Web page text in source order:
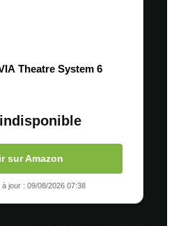
Theatre System 6
sur Amazon
à jour : 09/08/2026 07:38